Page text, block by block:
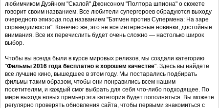
любимчиком Дуэйном "Скалой" Джонсоном "Полтора шпиона" о сюжете
говорит своим названием. Все любители супергероев обрадуются выходу
очередного эпизода под названием "Бэтмен против Супермена: На заре
справедливости". Конечно же, это не все интересные новинки, достойные
внимания. Все их перечислить будет очень сложно — настолько широк
выбор.
Чтобы вы всегда были в курсе мировых релизов, мы создали категорию
"Фильмы 2016 года бесплатно в хорошем качестве". Здесь вы найдете
все лучшие кино, вышедшее в этом году. Мы постарались подбирать
фильмы таким образом, чтобы они понравились всем нашим
посетителям, и каждый смог выбрать для себя что-либо подходящее. По
мере выхода новых премьер эта категория будет пополняться. Вы можете
регулярно проверять обновления сайта, чтобы первыми знакомиться с